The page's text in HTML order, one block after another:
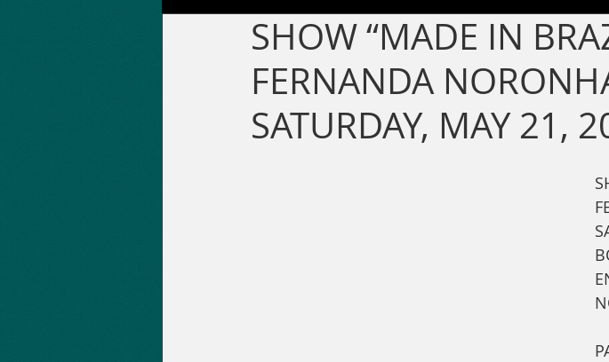
SHOW “MADE IN
FERNANDA
SATURDAY, MAY 21,